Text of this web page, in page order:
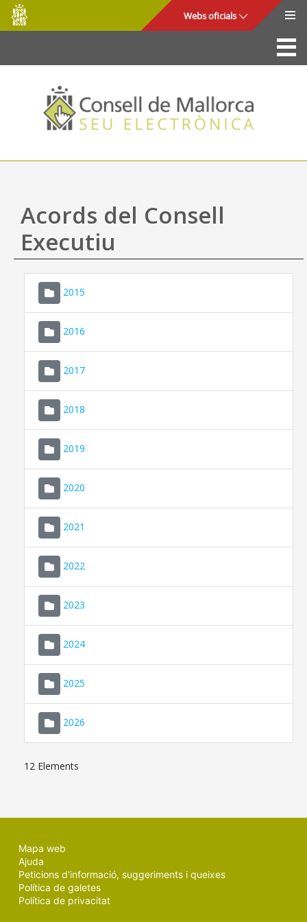
Salta al contingut principal
Consell
de
Mallorca
Webs oficials
La Seu
Consell de Mallorca
Accés i seguretat
Utilitats
Ajuda
Acords del Consell
Executiu
2015
2016
2017
2018
2019
2020
2021
2022
2023
2024
2025
2026
12 Elements
Mapa web
Ajuda
Peticions d'informació, suggeriments i queixes
Política de galetes
Política de privacitat